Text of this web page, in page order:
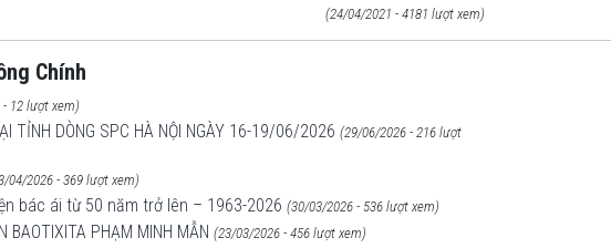
(24/04/2021 - 4181 lượt xem)
Chính
12 lượt xem)
TỈNH DÒNG SPC HÀ NỘI NGÀY 16-19/06/2026 (29/06/2026 - 216 lượt
04/2026 - 369 lượt xem)
bác ái từ 50 năm trở lên – 1963-2026 (30/03/2026 - 536 lượt xem)
BAOTIXITA PHẠM MINH MẪN (23/03/2026 - 456 lượt xem)